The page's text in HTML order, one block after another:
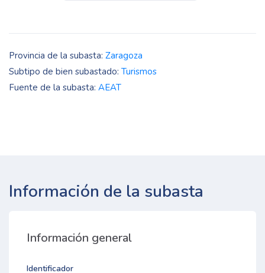
Provincia de la subasta: Zaragoza
Subtipo de bien subastado: Turismos
Fuente de la subasta: AEAT
Información de la subasta
Información general
Identificador